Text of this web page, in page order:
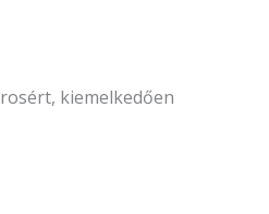
kiemelkedően